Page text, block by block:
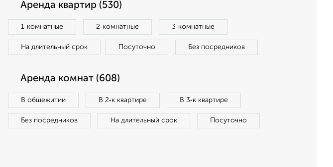
Аренда квартир (530)
1‑комнатные 2‑комнатные 3‑комнатные
На длительный срок Посуточно Без посредников
Аренда комнат (608)
В общежитии В 2‑к квартире В 3‑к квартире
Без посредников На длительный срок Посуточно